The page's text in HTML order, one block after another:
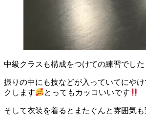
中級クラスも構成をつけての練習でした
振りの中にも技などが入っていてにや
クします
とってもカッコいいです
そして衣装を着るとまたぐんと雰囲気も